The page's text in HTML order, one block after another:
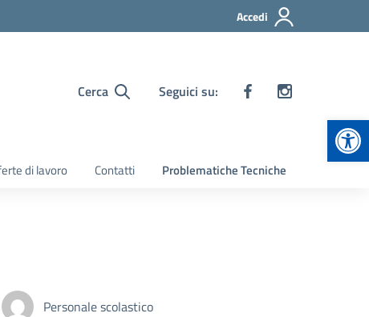
Accedi
Cerca Seguici su:
di lavoro Contatti Problematiche Tecniche
Personale scolastico